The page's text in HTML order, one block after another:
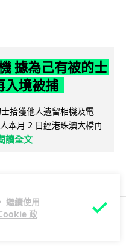
繼續使用
政
據為己有被的士
入境被捕
拾獲他人遺留相機及電
本月 2 日經港珠澳大橋再
讀全文